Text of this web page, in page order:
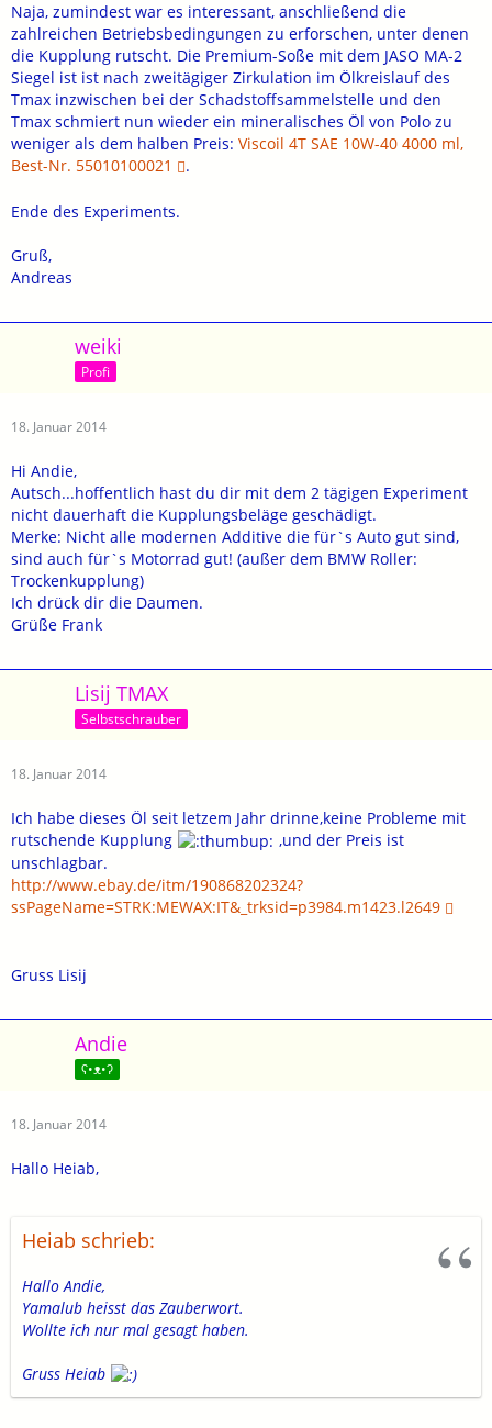
Naja, zumindest war es interessant, anschließend die
zahlreichen Betriebsbedingungen zu erforschen, unter denen
die Kupplung rutscht. Die Premium-Soße mit dem JASO MA-2
Siegel ist ist nach zweitägiger Zirkulation im Ölkreislauf des
Tmax inzwischen bei der Schadstoffsammelstelle und den
Tmax schmiert nun wieder ein mineralisches Öl von Polo zu
weniger als dem halben Preis: Viscoil 4T SAE 10W-40 4000 ml,
Best-Nr. 55010100021
.
Ende des Experiments.
Gruß,
Andreas
weiki
Profi
18. Januar 2014
Hi Andie,
Autsch...hoffentlich hast du dir mit dem 2 tägigen Experiment
nicht dauerhaft die Kupplungsbeläge geschädigt.
Merke: Nicht alle modernen Additive die für`s Auto gut sind,
sind auch für`s Motorrad gut! (außer dem BMW Roller:
Trockenkupplung)
Ich drück dir die Daumen.
Grüße Frank
Lisij TMAX
Selbstschrauber
18. Januar 2014
Ich habe dieses Öl seit letzem Jahr drinne,keine Probleme mit
rutschende Kupplung
,und der Preis ist
unschlagbar.
http://www.ebay.de/itm/190868202324?
ssPageName=STRK:MEWAX:IT&_trksid=p3984.m1423.l2649
Gruss Lisij
Andie
ʕ•ᴥ•ʔ
18. Januar 2014
Hallo Heiab,
Heiab schrieb:
Hallo Andie,
Yamalub heisst das Zauberwort.
Wollte ich nur mal gesagt haben.
Gruss Heiab